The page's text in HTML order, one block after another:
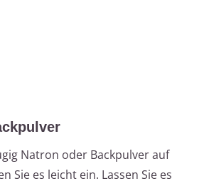
Natron oder Backpulver auf
Sie es leicht ein. Lassen Sie es